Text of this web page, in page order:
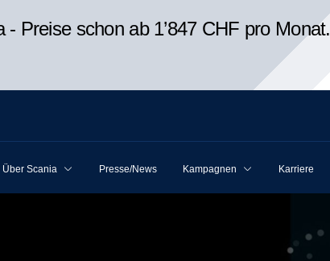
Preise schon ab 1’847 CHF pro Monat.
Über Scania Presse/News Kampagnen Karriere